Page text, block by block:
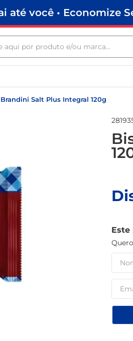
até você • Economize
aqui por produto e/ou marca...
Salt Plus Integral 120g
pó
pó